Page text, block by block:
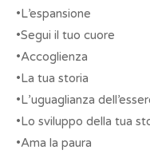
•L’espansione
•Segui il tuo cuore
•Accoglienza
•La tua storia
•L’uguaglianza
•Lo sviluppo della tua
•Ama la paura